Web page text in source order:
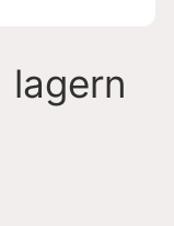
lagern